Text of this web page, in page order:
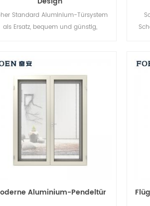
Standard Aluminium-Türsystem
als Ersatz, bequem und günstig,
Aluminium-Pendeltür